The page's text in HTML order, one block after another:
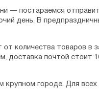
— постараемся
день. В
от количества товаров в
доставка почтой стоит
крупном городе. Для